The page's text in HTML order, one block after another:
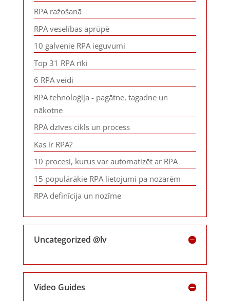
RPA ražošanā
RPA veselības aprūpē
10 galvenie RPA ieguvumi
Top 31 RPA rīki
6 RPA veidi
RPA tehnoloģija - pagātne, tagadne un
nākotne
RPA dzīves cikls un process
Kas ir RPA?
10 procesi, kurus var automatizēt ar RPA
15 populārākie RPA lietojumi pa nozarēm
RPA definīcija un nozīme
Uncategorized @lv
Video Guides